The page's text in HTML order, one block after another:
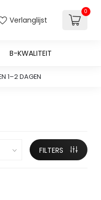
Verlanglijst
0
B-KWALITEIT
1–2 DAGEN
FILTERS